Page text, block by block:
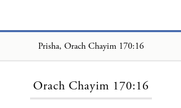
Prisha, Orach Chayim 170:16
Orach Chayim 170:16